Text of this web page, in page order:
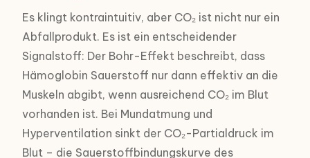
Es klingt kontraintuitiv, aber CO₂ ist nicht nur ein
Abfallprodukt. Es ist ein entscheidender
Signalstoff: Der Bohr-Effekt beschreibt, dass
Hämoglobin Sauerstoff nur dann effektiv an die
Muskeln abgibt, wenn ausreichend CO₂ im Blut
vorhanden ist. Bei Mundatmung und
Hyperventilation sinkt der CO₂-Partialdruck im
Blut – die Sauerstoffbindungskurve des